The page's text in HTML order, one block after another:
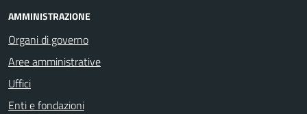
AMMINISTRAZIONE
Organi di governo
Aree amministrative
Uffici
Enti e fondazioni